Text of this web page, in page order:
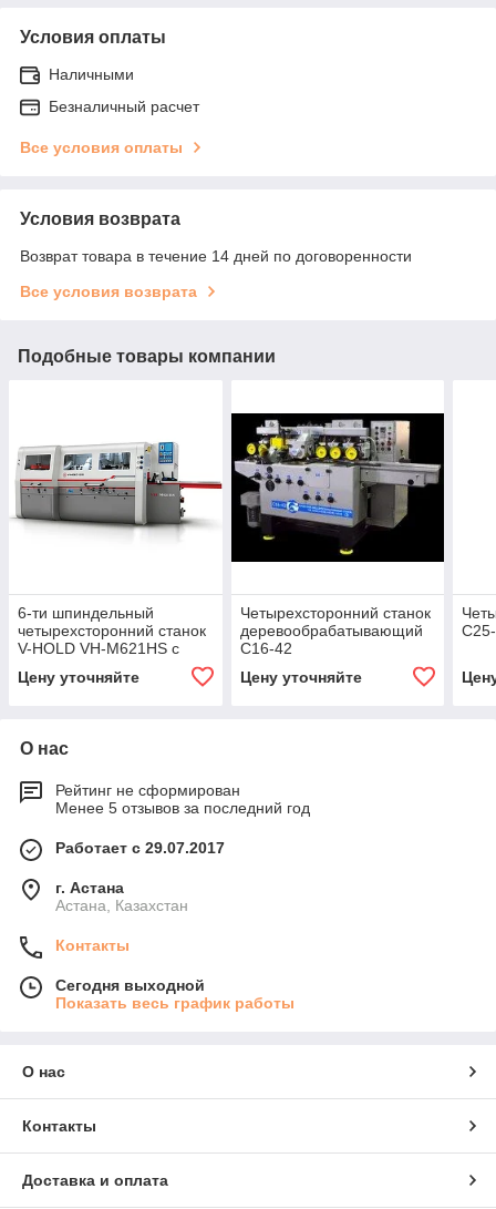
Условия оплаты
Наличными
Безналичный расчет
Все условия оплаты
Условия возврата
Возврат товара в течение 14 дней по договоренности
Все условия возврата
Подобные товары компании
6-ти шпиндельный
четырехсторонний станок
V-HOLD VH-M621HS с
Цену уточняйте
Четырехсторонний станок
деревообрабатывающий
С16-42
Цену уточняйте
О нас
Рейтинг не сформирован
Менее 5 отзывов за последний год
Работает с 29.07.2017
г. Астана
Астана, Казахстан
Контакты
Сегодня выходной
Показать весь график работы
О нас
Контакты
Доставка и оплата